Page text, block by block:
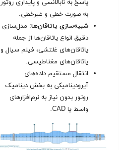
پاسخ به نابالانسی و پایداری روتور
به صورت خطی و غیرخطی.
شبیه‌سازی یاتاقان‌ها: مدل‌سازی
دقیق انواع یاتاقان‌ها از جمله
یاتاقان‌های غلتشی، فیلم سیال و
یاتاقان‌های مغناطیسی.
انتقال مستقیم داده‌های
آیرودینامیکی به بخش دینامیک
روتور بدون نیاز به نرم‌افزارهای
واسط یا CAD.